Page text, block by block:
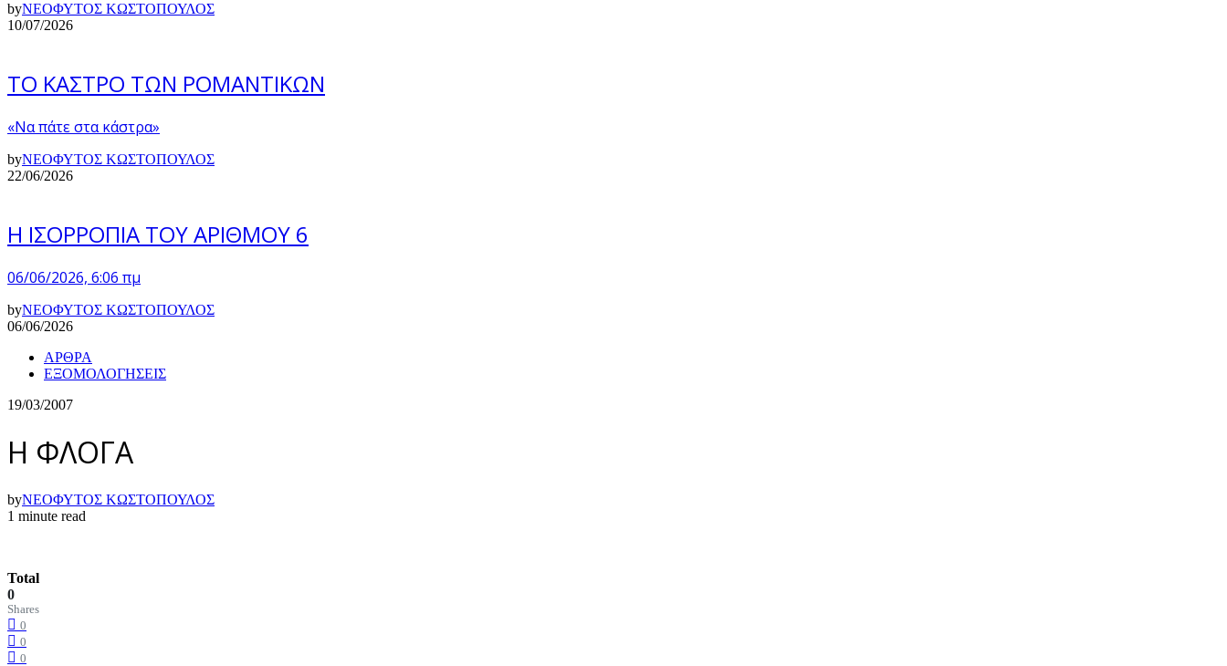
byΝΕΟΦΥΤΟΣ ΚΩΣΤΟΠΟΥΛΟΣ
10/07/2026
ΤΟ ΚΑΣΤΡΟ ΤΩΝ ΡΟΜΑΝΤΙΚΩΝ
«Να πάτε στα κάστρα»
byΝΕΟΦΥΤΟΣ ΚΩΣΤΟΠΟΥΛΟΣ
22/06/2026
Η ΙΣΟΡΡΟΠΙΑ ΤΟΥ ΑΡΙΘΜΟΥ 6
06/06/2026, 6:06 πμ
byΝΕΟΦΥΤΟΣ ΚΩΣΤΟΠΟΥΛΟΣ
06/06/2026
ΑΡΘΡΑ
ΕΞΟΜΟΛΟΓΗΣΕΙΣ
19/03/2007
Η ΦΛΟΓΑ
byΝΕΟΦΥΤΟΣ ΚΩΣΤΟΠΟΥΛΟΣ
1 minute read
Total
0
Shares
0
0
0